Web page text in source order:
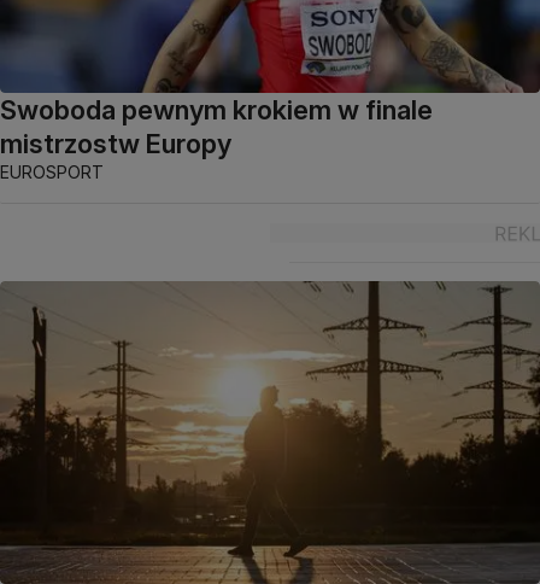
Swoboda pewnym krokiem w finale
mistrzostw Europy
EUROSPORT